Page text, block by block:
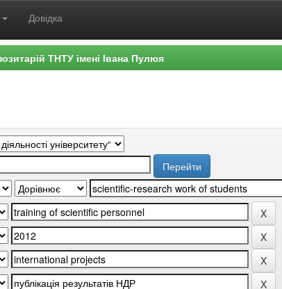
Довідка
ТНТУ імені Івана Пулюя